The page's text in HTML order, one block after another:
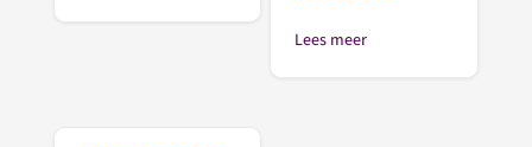
Lees meer